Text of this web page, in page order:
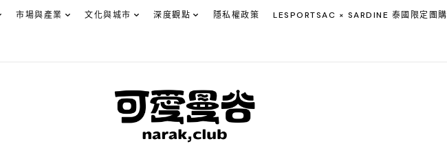
市場與產業 文化與城市 深度觀點 隱私權政策 LESPORTSAC × SARDINE 泰國限定團購